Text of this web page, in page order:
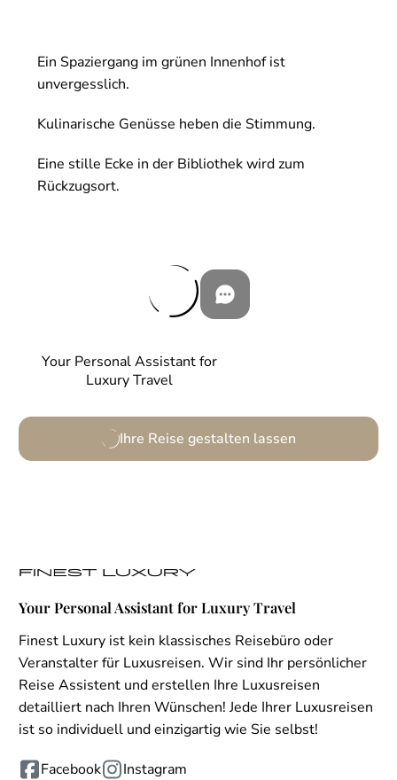
Your Personal Assistant for
Luxury Travel
Ihre Reise gestalten lassen
Ein Spaziergang im grünen Innenhof ist
unvergesslich.
Kulinarische Genüsse heben die Stimmung.
Eine stille Ecke in der Bibliothek wird zum
Rückzugsort.
Your Personal Assistant for Luxury Travel
Finest Luxury ist kein klassisches Reisebüro oder
Veranstalter für Luxusreisen. Wir sind Ihr persönlicher
Reise Assistent und erstellen Ihre Luxusreisen
detailliert nach Ihren Wünschen! Jede Ihrer Luxusreisen
ist so individuell und einzigartig wie Sie selbst!
Facebook
Instagram